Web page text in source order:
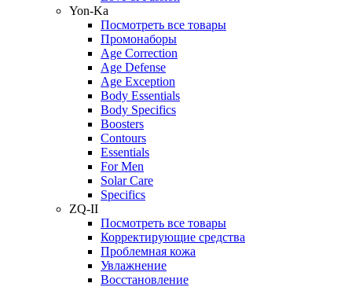
Yon-Ka
Посмотреть все товары
Промонаборы
Age Correction
Age Defense
Age Exception
Body Essentials
Body Specifics
Boosters
Contours
Essentials
For Men
Solar Care
Specifics
ZQ-II
Посмотреть все товары
Корректирующие средства
Проблемная кожа
Увлажнение
Восстановление